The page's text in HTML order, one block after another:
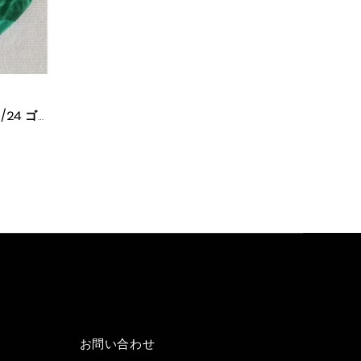
アトレティコ 子供セット 23/24 ゴールキーパー グリーン
お問い合わせ